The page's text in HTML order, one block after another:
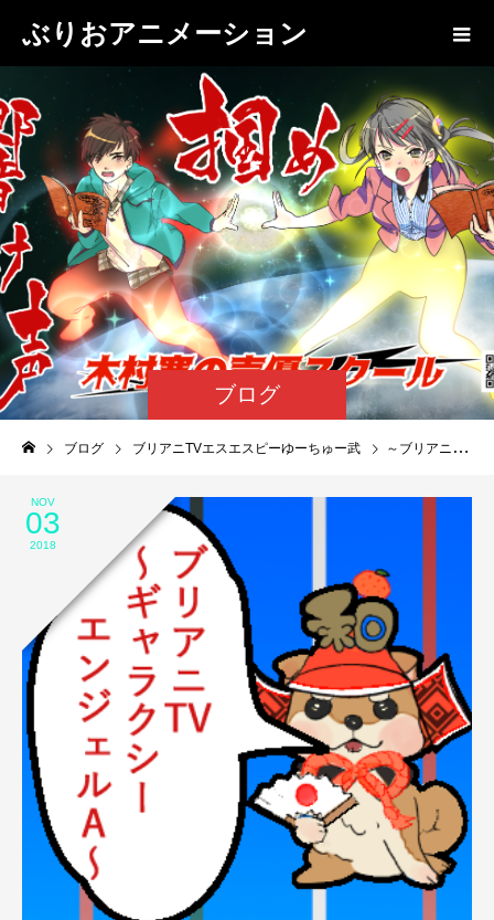
ぶりおアニメーション
ブログ
ブログ ブリアニTVエスエスピーゆーちゅー武 ～ブリアニTV～ギャラクシーエンジェルA
NOV
03
2018